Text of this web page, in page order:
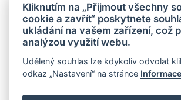
Reklamační řád
Zrušit objednávku
GDPR
Kliknutím na „Přijmout všechny
cookie a zavřít“ poskytnete
ukládání na vašem zařízení, což
analýzou využití webu.
Udělený souhlas lze kdykoliv odvolat
odkaz „Nastavení“ na stránce